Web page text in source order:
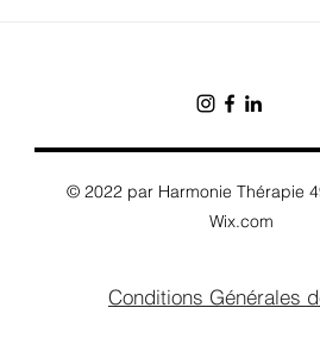
© 2022 par Harmonie Thérapie
Wix.com
Conditions Générales